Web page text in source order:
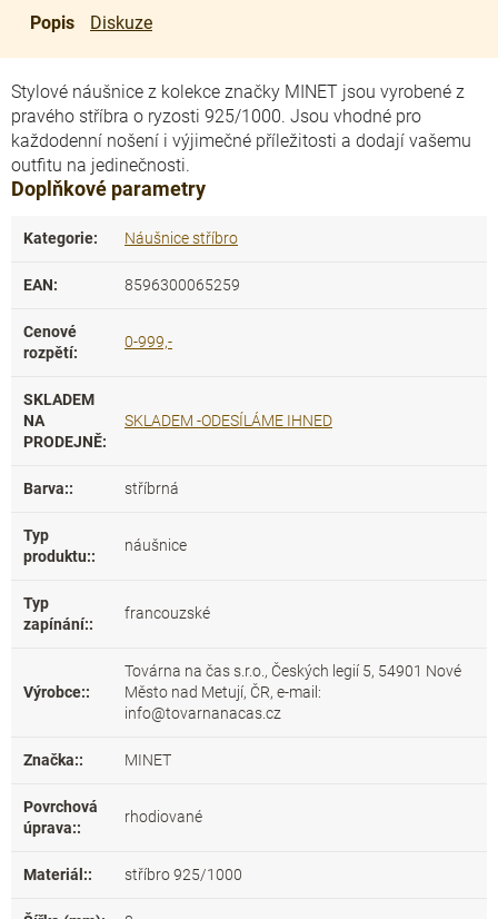
Popis Diskuze
Stylové náušnice z kolekce značky MINET jsou vyrobené z
pravého stříbra o ryzosti 925/1000. Jsou vhodné pro
každodenní nošení i výjimečné příležitosti a dodají vašemu
outfitu na jedinečnosti.
Doplňkové parametry
Kategorie: Náušnice stříbro
EAN: 8596300065259
Cenové
rozpětí:
0-999,-
SKLADEM
NA
PRODEJNĚ:
SKLADEM -ODESÍLÁME IHNED
Barva:: stříbrná
Typ
produktu::
náušnice
Typ
zapínání::
francouzské
Výrobce::
Továrna na čas s.r.o., Českých legií 5, 54901 Nové
Město nad Metují, ČR, e-mail:
info@tovarnanacas.cz
Značka:: MINET
Povrchová
úprava::
rhodiované
Materiál:: stříbro 925/1000